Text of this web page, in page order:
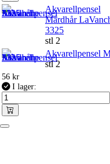
Akvarellpensel
Mårdhår
3325
stl 2
Akvarellpensel
stl 2
56 kr
I lager: